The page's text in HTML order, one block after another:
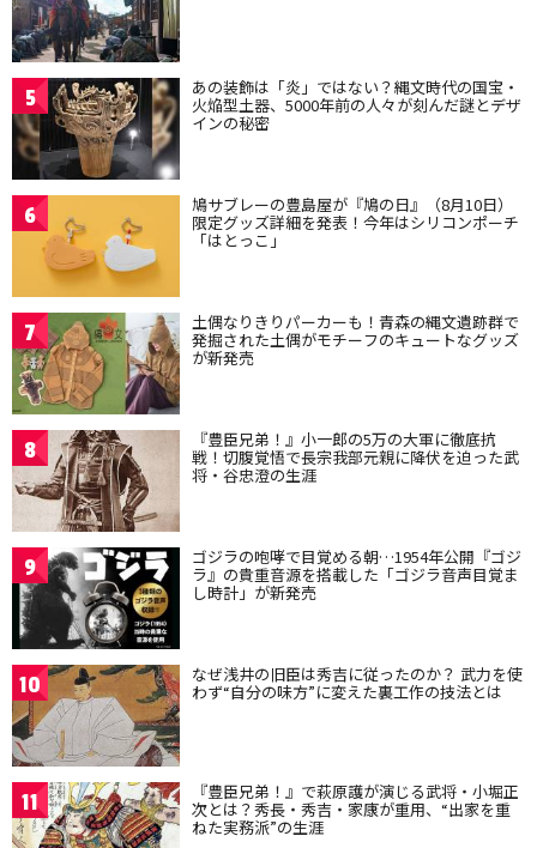
5 あの装飾は「炎」ではない？縄文時代の国宝・
火焔型土器、5000年前の人々が刻んだ謎とデザ
インの秘密
6 鳩サブレーの豊島屋が『鳩の日』（8月10日）
限定グッズ詳細を発表！今年はシリコンポーチ
「はとっこ」
7 土偶なりきりパーカーも！青森の縄文遺跡群で
発掘された土偶がモチーフのキュートなグッズ
が新発売
8 『豊臣兄弟！』小一郎の5万の大軍に徹底抗
戦！切腹覚悟で長宗我部元親に降伏を迫った武
将・谷忠澄の生涯
9 ゴジラの咆哮で目覚める朝…1954年公開『ゴジ
ラ』の貴重音源を搭載した「ゴジラ音声目覚ま
し時計」が新発売
10 なぜ浅井の旧臣は秀吉に従ったのか？ 武力を使
わず“自分の味方”に変えた裏工作の技法とは
11 『豊臣兄弟！』で萩原護が演じる武将・小堀正
次とは？秀長・秀吉・家康が重用、“出家を重
ねた実務派”の生涯